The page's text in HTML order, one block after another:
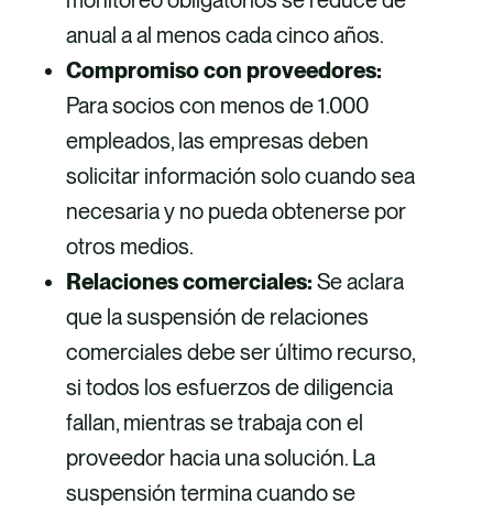
anual a al menos cada cinco años.
Compromiso con proveedores:
Para socios con menos de 1.000
empleados, las empresas deben
solicitar información solo cuando sea
necesaria y no pueda obtenerse por
otros medios.
Relaciones comerciales: Se aclara
que la suspensión de relaciones
comerciales debe ser último recurso,
si todos los esfuerzos de diligencia
fallan, mientras se trabaja con el
proveedor hacia una solución. La
suspensión termina cuando se